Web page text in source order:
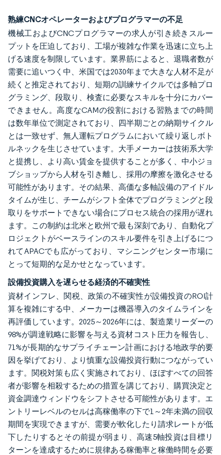
熟練CNCオペレーターおよびプログラマーの不足
機械工およびCNCプログラマーの求人が引き続きスルー
プットを圧迫しており、工場が複雑な作業を迅速に立ち上
げる速度を制限しています。業界筋によると、退職者数が
需要に追いつく中、米国では2030年まで大きな人材不足が
続くと推定されており、短期の訓練サイクルでは多軸プロ
グラミング、段取り、検査に必要なスキルを十分にカバー
できません。高度なCAMの役割における習熟までの時間
は数年単位で測定されており、四半期ごとの納期サイクル
とは一致せず、無人運転プログラムにおいて繰り返しボト
ルネックを生じさせています。大手メーカーは技術系大学
と提携し、より高い賃金を提供することが多く、中小ジョ
ブショップから人材を引き離し、採用の摩擦を激化させる
可能性があります。その結果、高価な多軸設備のアイドル
タイムが生じ、チームがシフト全体でプログラミングと段
取りをサポートできない場合にプロセス統合の採用が遅れ
ます。この制約は北米と欧州で最も深刻であり、自動化プ
ロジェクトがベースラインのスキル要件を引き上げるにつ
れてAPACでも広がっており、マシニングセンター市場に
とって短期的な足かせとなっています。
設備投資購入を遅らせる経済的不確実性
資材インフレ、関税、政策の不確実性が設備投資のROI計
算を複雑にする中、メーカーは機器導入のタイムラインを
再評価しています。2025～2026年には、製造業リーダーの
98%が調達戦略に影響を与える資材コスト圧力を報告し、
71%が長期的なサプライチェーン計画における地政学的要
因を挙げており、より慎重な設備投資行動につながってい
ます。関税対策も広く実施されており、ほぼすべての回答
者が影響を相殺するための措置を講じており、購買決定と
資金調達ウィンドウをシフトさせる可能性があります。エ
ントリーレベルのセルは高稼働率の下で1～2年未満の回収
期間を実現できますが、需要が軟化したり請求レートが低
下したりするとその前提が弱まり、高速5軸投資は目標リ
ターンを達成するために規律ある稼働率と稼働時間を必要